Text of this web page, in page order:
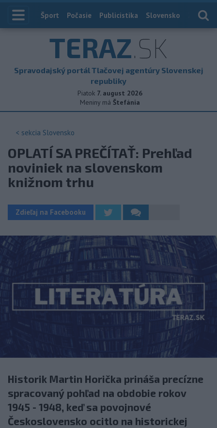
Index
Šport Počasie Publicistika Slovensko
TERAZ.SK
Spravodajský portál Tlačovej agentúry Slovenskej
republiky
Piatok 7. august 2026
Meniny má Štefánia
< sekcia Slovensko
OPLATÍ SA PREČÍTAŤ: Prehľad
noviniek na slovenskom
knižnom trhu
Zdieľaj na Facebooku
Historik Martin Horička prináša precízne
spracovaný pohľad na obdobie rokov
1945 - 1948, keď sa povojnové
Československo ocitlo na historickej